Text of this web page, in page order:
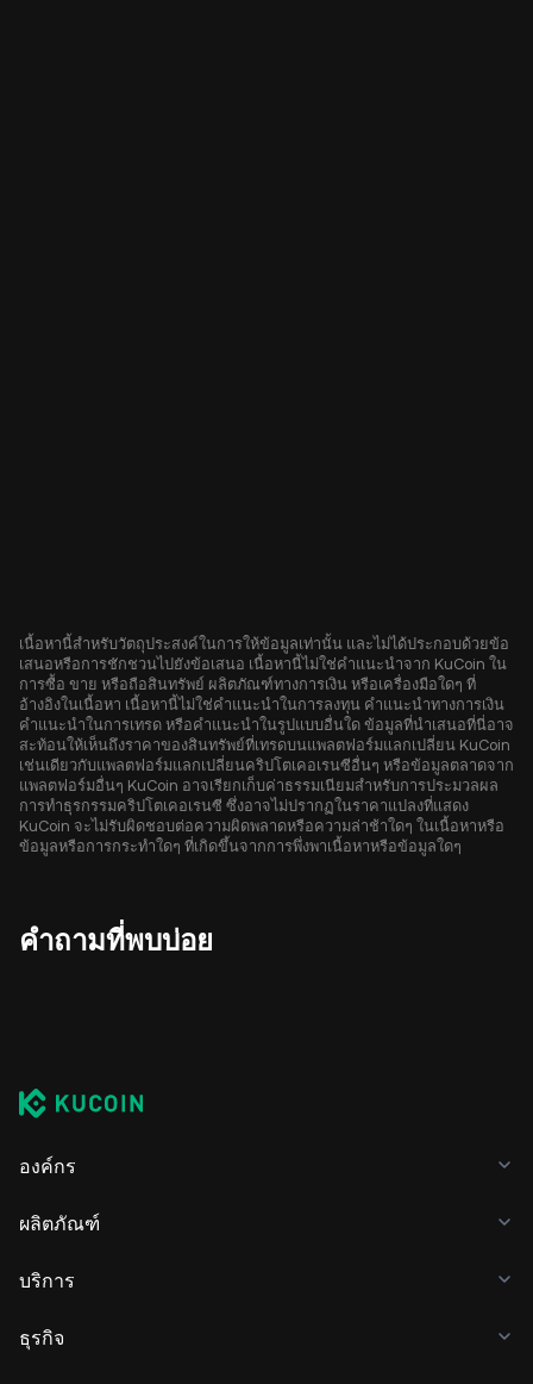
เนื้อหานี้สำหรับวัตถุประสงค์ในการให้ข้อมูลเท่านั้น และไม่ได้ประกอบด้วยข้อ
เสนอหรือการชักชวนไปยังข้อเสนอ เนื้อหานี้ไม่ใช่คำแนะนำจาก KuCoin ใน
การซื้อ ขาย หรือถือสินทรัพย์ ผลิตภัณฑ์ทางการเงิน หรือเครื่องมือใดๆ ที่
อ้างอิงในเนื้อหา เนื้อหานี้ไม่ใช่คำแนะนำในการลงทุน คำแนะนำทางการเงิน
คำแนะนำในการเทรด หรือคำแนะนำในรูปแบบอื่นใด ข้อมูลที่นำเสนอที่นี่อาจ
สะท้อนให้เห็นถึงราคาของสินทรัพย์ที่เทรดบนแพลตฟอร์มแลกเปลี่ยน KuCoin
เช่นเดียวกับแพลตฟอร์มแลกเปลี่ยนคริปโตเคอเรนซีอื่นๆ หรือข้อมูลตลาดจาก
แพลตฟอร์มอื่นๆ KuCoin อาจเรียกเก็บค่าธรรมเนียมสำหรับการประมวลผล
การทำธุรกรรมคริปโตเคอเรนซี ซึ่งอาจไม่ปรากฏในราคาแปลงที่แสดง
KuCoin จะไม่รับผิดชอบต่อความผิดพลาดหรือความล่าช้าใดๆ ในเนื้อหาหรือ
ข้อมูลหรือการกระทำใดๆ ที่เกิดขึ้นจากการพึ่งพาเนื้อหาหรือข้อมูลใดๆ
คำถามที่พบบ่อย
องค์กร
ผลิตภัณฑ์
บริการ
ธุรกิจ